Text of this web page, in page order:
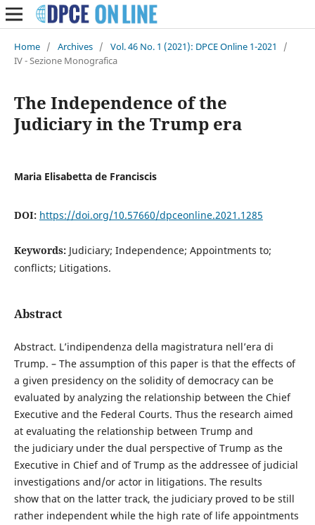
Home / Archives / Vol. 46 No. 1 (2021): DPCE Online 1-2021
/
IV - Sezione Monografica
The Independence of the
Judiciary in the Trump era
Maria Elisabetta de Franciscis
DOI: https://doi.org/10.57660/dpceonline.2021.1285
Keywords: Judiciary; Independence; Appointments to;
conflicts; Litigations.
Abstract
Abstract. L’indipendenza della magistratura nell’era di
Trump. – The assumption of this paper is that the effects of
a given presidency on the solidity of democracy can be
evaluated by analyzing the relationship between the Chief
Executive and the Federal Courts. Thus the research aimed
at evaluating the relationship between Trump and
the judiciary under the dual perspective of Trump as the
Executive in Chief and of Trump as the addressee of judicial
investigations and/or actor in litigations. The results
show that on the latter track, the judiciary proved to be still
rather independent while the high rate of life appointments